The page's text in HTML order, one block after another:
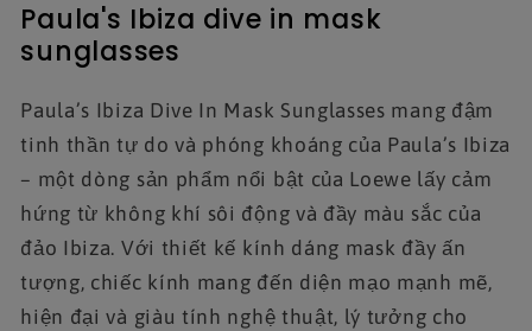
Paula's Ibiza dive in mask
sunglasses
Paula’s Ibiza Dive In Mask Sunglasses mang đậm
tinh thần tự do và phóng khoáng của Paula’s Ibiza
– một dòng sản phẩm nổi bật của Loewe lấy cảm
hứng từ không khí sôi động và đầy màu sắc của
đảo Ibiza. Với thiết kế kính dáng mask đầy ấn
tượng, chiếc kính mang đến diện mạo mạnh mẽ,
hiện đại và giàu tính nghệ thuật, lý tưởng cho